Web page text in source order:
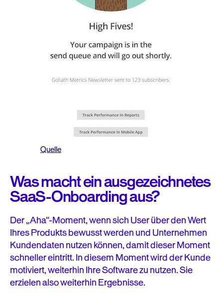
Quelle
Was macht ein ausgezeichnetes
SaaS-Onboarding aus?
Der „Aha“-Moment, wenn sich User über den Wert
Ihres Produkts bewusst werden und Unternehmen
Kundendaten nutzen können, damit dieser Moment
schneller eintritt. In diesem Moment wird der Kunde
motiviert, weiterhin Ihre Software zu nutzen. Sie
erzielen also weiterhin Ergebnisse.